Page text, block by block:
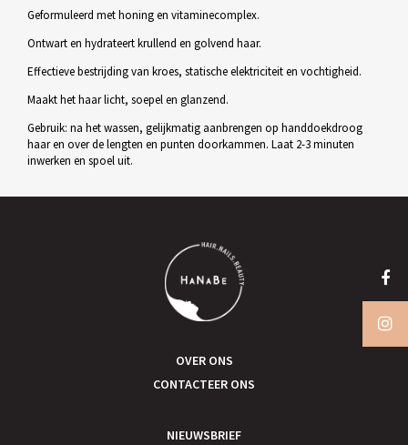
Geformuleerd met honing en vitaminecomplex.
Ontwart en hydrateert krullend en golvend haar.
Effectieve bestrijding van kroes, statische elektriciteit en vochtigheid.
Maakt het haar licht, soepel en glanzend.
Gebruik: na het wassen, gelijkmatig aanbrengen op handdoekdroog
haar en over de lengten en punten doorkammen. Laat 2-3 minuten
inwerken en spoel uit.
OVER ONS
CONTACTEER ONS
NIEUWSBRIEF